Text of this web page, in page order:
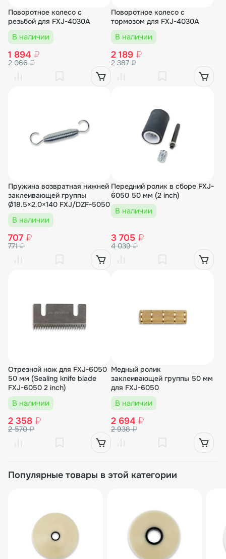
Поворотное колесо с
резьбой для FXJ-4030A
В наличии
1 894 ₽
2 066₽
Поворотное колесо с
тормозом для FXJ-4030A
В наличии
2 189 ₽
2 387₽
Пружина возвратная нижней
заклеивающей группы
Ø18.5×2.0×140 FXJ/DZF-5050
В наличии
707 ₽
771₽
Передний ролик в сборе FXJ-
6050 50 мм (2 inch)
В наличии
3 705 ₽
4 039₽
Отрезной нож для FXJ-6050
50 мм (Sealing knife blade
FXJ-6050 2 inch)
В наличии
2 358 ₽
2 570₽
Медный ролик
заклеивающей группы 50 мм
для FXJ-6050
В наличии
2 694 ₽
2 938₽
Популярные товары в этой категории